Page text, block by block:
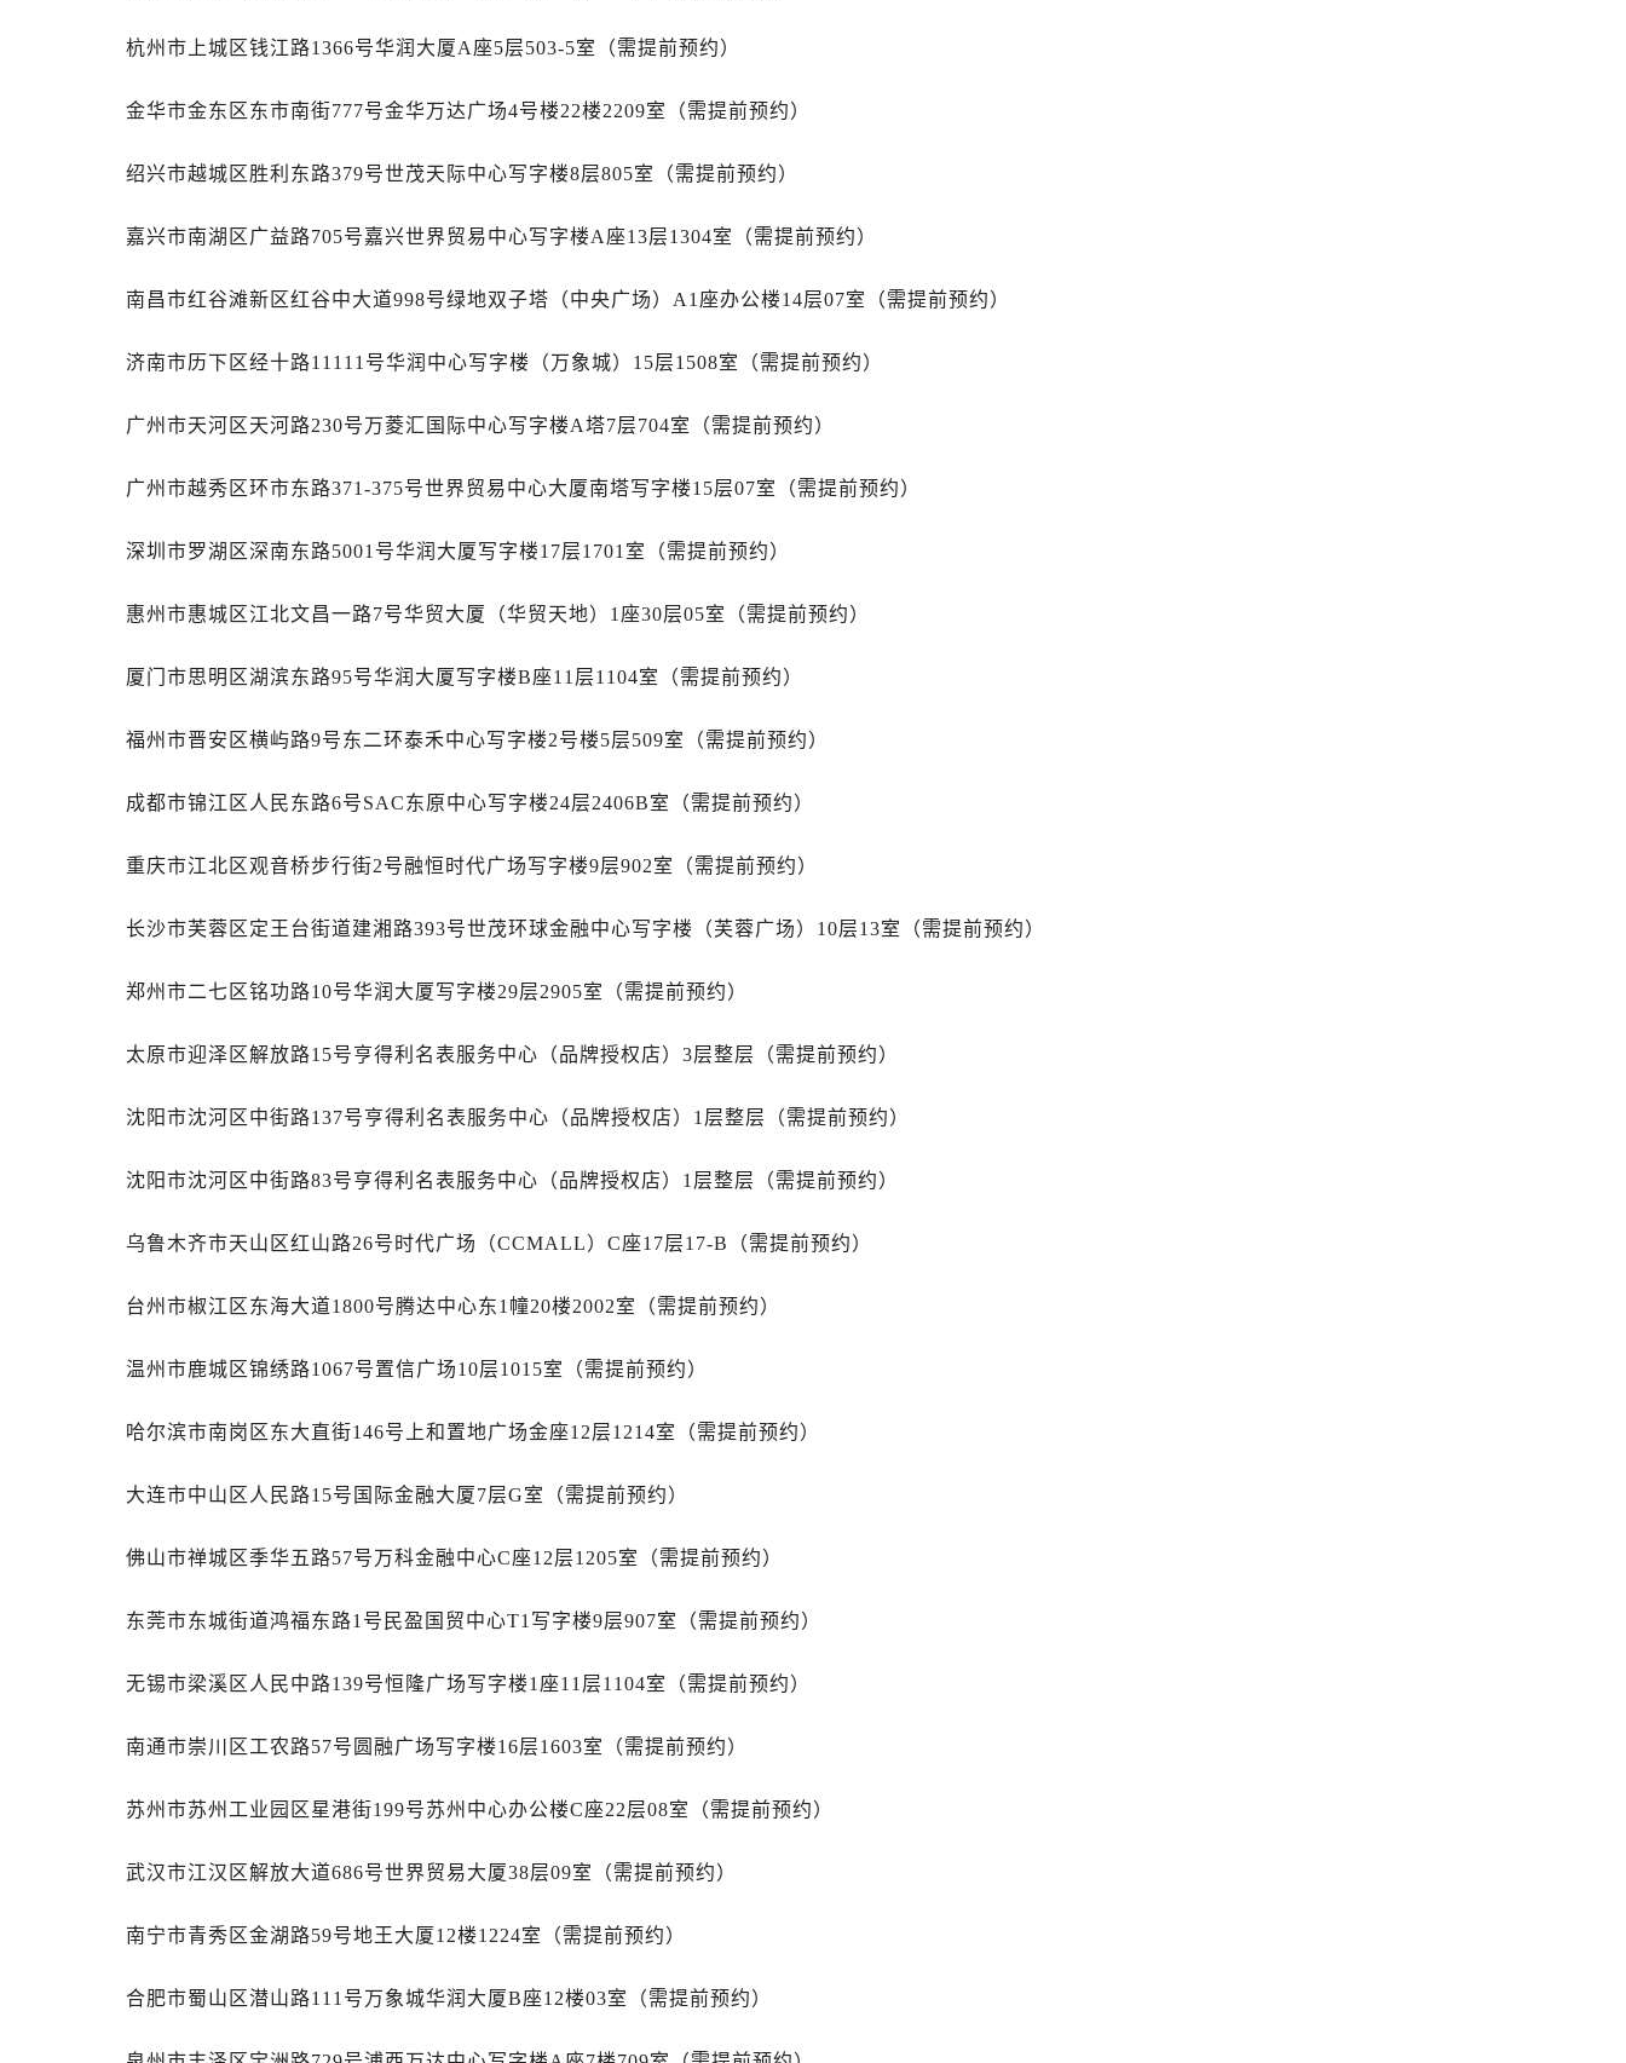
吉林省四平市铁东区紫气大路与南九经街交汇处劳力士售后服务中心（需提前预约）
吉林省通化市东昌区环通乡江南大街劳力士售后服务中心（需提前预约）
辽宁省鞍山市铁东区站前街劳力士售后服务中心（需提前预约）
辽宁省朝阳市双塔区新华路劳力士售后服务中心（需提前预约）
辽宁省丹东市振兴区七经街劳力士售后服务中心（需提前预约）
辽宁省阜新市海州区解放大街劳力士售后服务中心（需提前预约）
辽宁省锦州市古塔区中央大街劳力士售后服务中心（需提前预约）
辽宁省盘锦市兴隆台区石油大街劳力士售后服务中心（需提前预约）
辽宁省营口市站前区市府路与渤海大街交叉口劳力士售后服务中心（需提前预约）
辽宁省沈阳市沈河区中街路83号亨得利名表维修授权店1楼劳力士售后服务中心（需提前预约）
北京市东城区东长安街1号王府井东方广场W3座6层602室劳力士售后服务中心（需提前预约）
河北省保定市竞秀区朝阳北大街北国先天下劳力士售后服务中心（需提前预约）
内蒙古自治区巴彦淖尔市临河区新华街劳力士售后服务中心（需提前预约）
内蒙古自治区赤峰市红山区哈达街劳力士售后服务中心（需提前预约）
内蒙古自治区呼伦贝尔市海拉尔区中央街劳力士售后服务中心（需提前预约）
内蒙古自治区乌海市海勃湾区人民南路劳力士售后服务中心（需提前预约）
内蒙古自治区锡林郭勒盟市锡林浩特市光明街与额尔敦路交叉口劳力士售后服务中心（需提前预约）
山西省大同市平城区迎宾街劳力士售后服务中心（需提前预约）
山西省晋城市城区黄华街劳力士售后服务中心（需提前预约）
山西省临汾市尧都区解放路劳力士售后服务中心（需提前预约）
山西省朔州市朔城区怡西路与鄯阳西街交汇处劳力士售后服务中心（需提前预约）
山西省阳泉市郊区平阳东街与新城大道交叉口劳力士售后服务中心（需提前预约）
山西省长治市潞州区英雄中路劳力士售后服务中心（需提前预约）
天津市和平区赤峰道136号天津国际金融中心26层2603室劳力士售后服务中心（需提前预约）
安徽省蚌埠市蚌山区淮河路劳力士售后服务中心（需提前预约）
安徽省亳州市谯城区魏武大道劳力士售后服务中心（需提前预约）
安徽省滁州市琅琊区南谯北路劳力士售后服务中心（需提前预约）
安徽省淮北市相山区淮海路劳力士售后服务中心（需提前预约）
安徽省黄山市屯溪区黄山西路劳力士售后服务中心（需提前预约）
安徽省马鞍山市雨山区湖南西路劳力士售后服务中心（需提前预约）
安徽省铜陵市铜官区石城大道劳力士售后服务中心（需提前预约）
安徽省宣城市宣州区叠嶂西路劳力士售后服务中心（需提前预约）
福建省龙岩市新罗区九一南路劳力士售后服务中心（需提前预约）
杭州市上城区钱江路1366号华润大厦A座5层503-5室（需提前预约）
金华市金东区东市南街777号金华万达广场4号楼22楼2209室（需提前预约）
绍兴市越城区胜利东路379号世茂天际中心写字楼8层805室（需提前预约）
嘉兴市南湖区广益路705号嘉兴世界贸易中心写字楼A座13层1304室（需提前预约）
南昌市红谷滩新区红谷中大道998号绿地双子塔（中央广场）A1座办公楼14层07室（需提前预约）
济南市历下区经十路11111号华润中心写字楼（万象城）15层1508室（需提前预约）
广州市天河区天河路230号万菱汇国际中心写字楼A塔7层704室（需提前预约）
广州市越秀区环市东路371-375号世界贸易中心大厦南塔写字楼15层07室（需提前预约）
深圳市罗湖区深南东路5001号华润大厦写字楼17层1701室（需提前预约）
惠州市惠城区江北文昌一路7号华贸大厦（华贸天地）1座30层05室（需提前预约）
厦门市思明区湖滨东路95号华润大厦写字楼B座11层1104室（需提前预约）
福州市晋安区横屿路9号东二环泰禾中心写字楼2号楼5层509室（需提前预约）
成都市锦江区人民东路6号SAC东原中心写字楼24层2406B室（需提前预约）
重庆市江北区观音桥步行街2号融恒时代广场写字楼9层902室（需提前预约）
长沙市芙蓉区定王台街道建湘路393号世茂环球金融中心写字楼（芙蓉广场）10层13室（需提前预约）
郑州市二七区铭功路10号华润大厦写字楼29层2905室（需提前预约）
太原市迎泽区解放路15号亨得利名表服务中心（品牌授权店）3层整层（需提前预约）
沈阳市沈河区中街路137号亨得利名表服务中心（品牌授权店）1层整层（需提前预约）
沈阳市沈河区中街路83号亨得利名表服务中心（品牌授权店）1层整层（需提前预约）
乌鲁木齐市天山区红山路26号时代广场（CCMALL）C座17层17-B（需提前预约）
台州市椒江区东海大道1800号腾达中心东1幢20楼2002室（需提前预约）
温州市鹿城区锦绣路1067号置信广场10层1015室（需提前预约）
哈尔滨市南岗区东大直街146号上和置地广场金座12层1214室（需提前预约）
大连市中山区人民路15号国际金融大厦7层G室（需提前预约）
佛山市禅城区季华五路57号万科金融中心C座12层1205室（需提前预约）
东莞市东城街道鸿福东路1号民盈国贸中心T1写字楼9层907室（需提前预约）
无锡市梁溪区人民中路139号恒隆广场写字楼1座11层1104室（需提前预约）
南通市崇川区工农路57号圆融广场写字楼16层1603室（需提前预约）
苏州市苏州工业园区星港街199号苏州中心办公楼C座22层08室（需提前预约）
武汉市江汉区解放大道686号世界贸易大厦38层09室（需提前预约）
南宁市青秀区金湖路59号地王大厦12楼1224室（需提前预约）
合肥市蜀山区潜山路111号万象城华润大厦B座12楼03室（需提前预约）